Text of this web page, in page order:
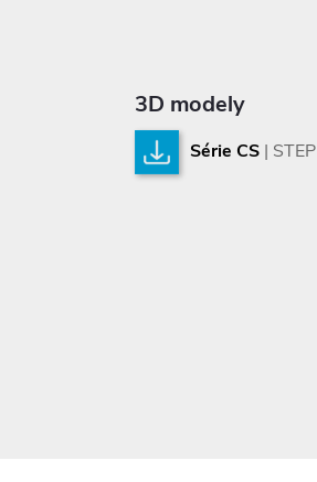
3D modely
Série CS| STEP